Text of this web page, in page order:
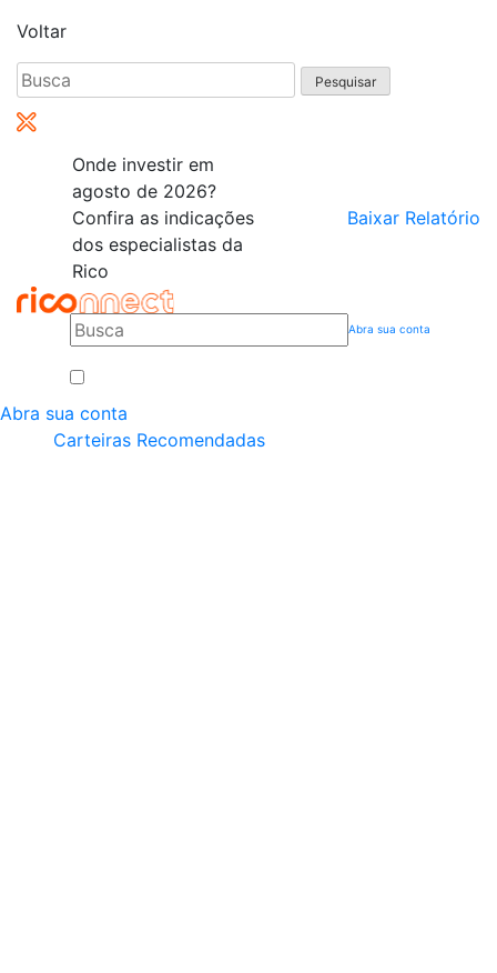
Voltar
Pesquisar
por:
Onde investir em
agosto de 2026?
Confira as indicações
dos especialistas da
Rico
Baixar Relatório
Abra sua conta
Abra sua conta
Carteiras Recomendadas